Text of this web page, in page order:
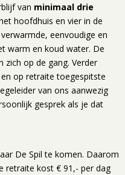
van minimaal drie
hoofdhuis en vier in de
eenvoudige en
warm en koud water. De
zich op de gang. Verder
op retraite toegespitste
van ons aanwezig
gesprek als je dat
De Spil te komen. Daarom
retraite kost € 91,- per dag